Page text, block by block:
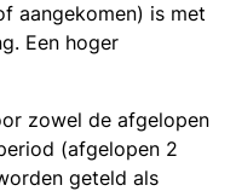
aangekomen) is met
Een hoger
zowel de afgelopen
(afgelopen 2
geteld als